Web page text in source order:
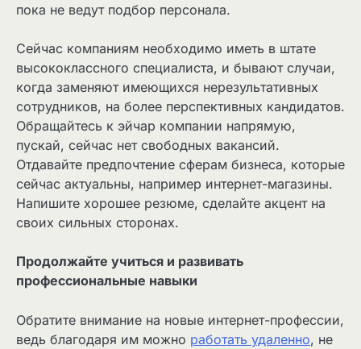
пока не ведут подбор персонала.
Сейчас компаниям необходимо иметь в штате
высококлассного специалиста, и бывают случаи,
когда заменяют имеющихся нерезультативных
сотрудников, на более перспективных кандидатов.
Обращайтесь к эйчар компании напрямую,
пускай, сейчас нет свободных вакансий.
Отдавайте предпочтение сферам бизнеса, которые
сейчас актуальны, например интернет-магазины.
Напишите хорошее резюме, сделайте акцент на
своих сильных сторонах.
Продолжайте учиться и развивать
профессиональные навыки
Обратите внимание на новые интернет-профессии,
ведь благодаря им можно работать удаленно, не